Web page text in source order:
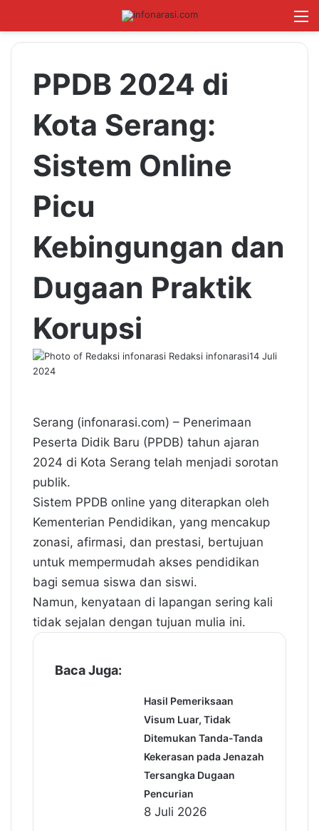
Cari
PPDB 2024 di
Kota Serang:
Sistem Online
Picu
Kebingungan dan
Dugaan Praktik
Korupsi
Redaksi infonarasi14 Juli
2024
Serang (infonarasi.com) – Penerimaan
Peserta Didik Baru (PPDB) tahun ajaran
2024 di Kota Serang telah menjadi sorotan
publik.
Sistem PPDB online yang diterapkan oleh
Kementerian Pendidikan, yang mencakup
zonasi, afirmasi, dan prestasi, bertujuan
untuk mempermudah akses pendidikan
bagi semua siswa dan siswi.
Namun, kenyataan di lapangan sering kali
tidak sejalan dengan tujuan mulia ini.
Baca Juga:
Hasil Pemeriksaan
Visum Luar, Tidak
Ditemukan Tanda-Tanda
Kekerasan pada Jenazah
Tersangka Dugaan
Pencurian
8 Juli 2026